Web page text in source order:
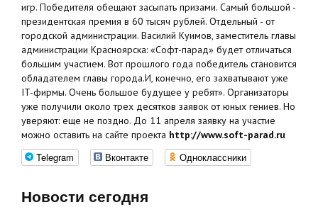
игр. Победителя обещают засыпать призами. Самый большой -
президентская премия в 60 тысяч рублей. Отдельный - от
городской администрации. Василий Куимов, заместитель главы
администрации Красноярска: «Софт-парад» будет отличаться
большим участием. Вот прошлого года победитель становится
обладателем главы города.И, конечно, его захватывают уже
IT-фирмы. Очень большое будущее у ребят». Организаторы
уже получили около трех десятков заявок от юных гениев. Но
уверяют: еще не поздно. До 11 апреля заявку на участие
можно оставить на сайте проекта http://www.soft-parad.ru
Telegram Вконтакте Одноклассники
Новости сегодня